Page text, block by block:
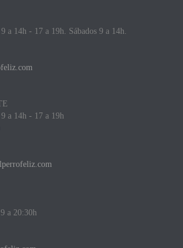
a 14h - 17 a 19h. Sábados 9 a 14h.
a 14h - 17 a 19h
a 20:30h